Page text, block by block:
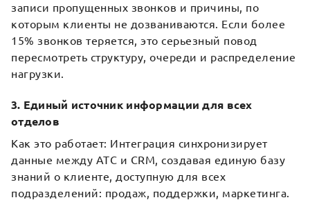
записи пропущенных звонков и причины, по
которым клиенты не дозваниваются. Если более
15% звонков теряется, это серьезный повод
пересмотреть структуру, очереди и распределение
нагрузки.
3. Единый источник информации для всех
отделов
Как это работает: Интеграция синхронизирует
данные между АТС и CRM, создавая единую базу
знаний о клиенте, доступную для всех
подразделений: продаж, поддержки, маркетинга.